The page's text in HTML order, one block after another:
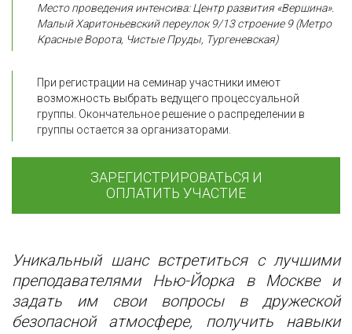
Место проведения интенсива: Центр развития «Вершина».
Малый Харитоньевский переулок 9/13 строение 9 (Метро
Красные Ворота, Чистые Пруды, Тургеневская)
При регистрации на семинар участники имеют
возможность выбрать ведущего процессуальной
группы. Окончательное решение о распределении в
группы остается за организаторами.
ЗАРЕГИСТРИРОВАТЬСЯ И
ОПЛАТИТЬ УЧАСТИЕ
Уникальный шанс встретиться с лучшими
преподавателями Нью-Йорка в Москве и
задать им свои вопросы в дружеской
безопасной атмосфере, получить навыки